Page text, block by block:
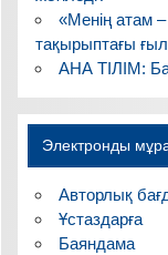
«Менің атам
тақырыптағы
АНА ТІЛІМ:
Электронды
Авторлық
Ұстаздарға
Баяндама